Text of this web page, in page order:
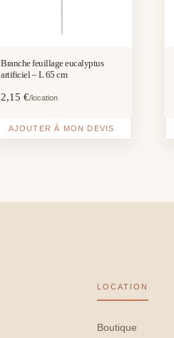
Branche feuillage eucalyptus
artificiel – L 65 cm
2,15€/location
AJOUTER À MON DEVIS
LOCATION
Boutique